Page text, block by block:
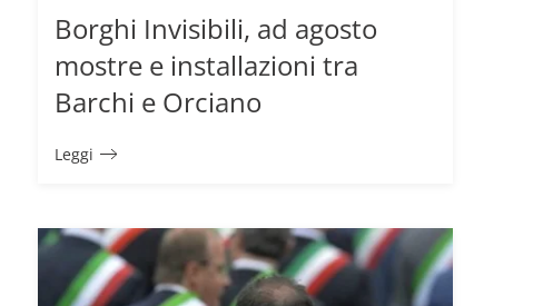
Borghi Invisibili, ad agosto
mostre e installazioni tra
Barchi e Orciano
Leggi